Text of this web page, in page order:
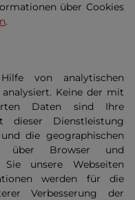
über Cookies
.
von analytischen
Keine der mit
Daten sind Ihre
dieser Dienstleistung
die geographischen
über Browser und
unsere Webseiten
werden für die
Verbesserung der